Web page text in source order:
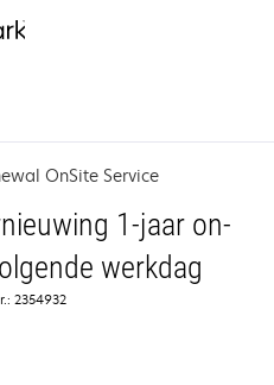
OnSite Service
1-jaar on-
werkdag
2354932